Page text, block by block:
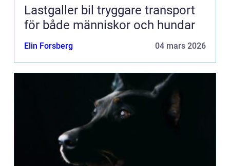
Lastgaller bil tryggare transport
för både människor och hundar
Elin Forsberg 04 mars 2026